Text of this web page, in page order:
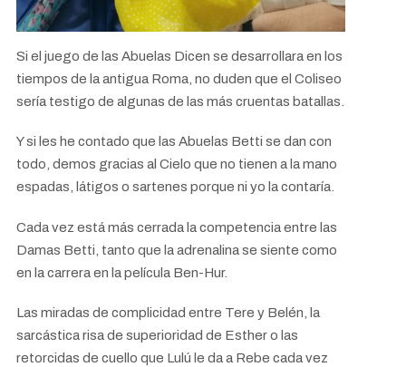
Si el juego de las Abuelas Dicen se desarrollara en los
tiempos de la antigua Roma, no duden que el Coliseo
sería testigo de algunas de las más cruentas batallas.
Y si les he contado que las Abuelas Betti se dan con
todo, demos gracias al Cielo que no tienen a la mano
espadas, látigos o sartenes porque ni yo la contaría.
Cada vez está más cerrada la competencia entre las
Damas Betti, tanto que la adrenalina se siente como
en la carrera en la película Ben-Hur.
Las miradas de complicidad entre Tere y Belén, la
sarcástica risa de superioridad de Esther o las
retorcidas de cuello que Lulú le da a Rebe cada vez